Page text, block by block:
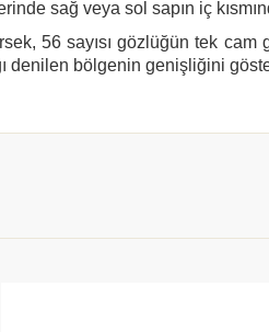
sağ veya sol sapın iç
56 sayısı gözlüğün tek
denilen bölgenin genişliğini